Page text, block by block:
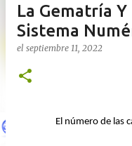
La Gematría
Sistema
el septiembre 11, 2022
El número de las